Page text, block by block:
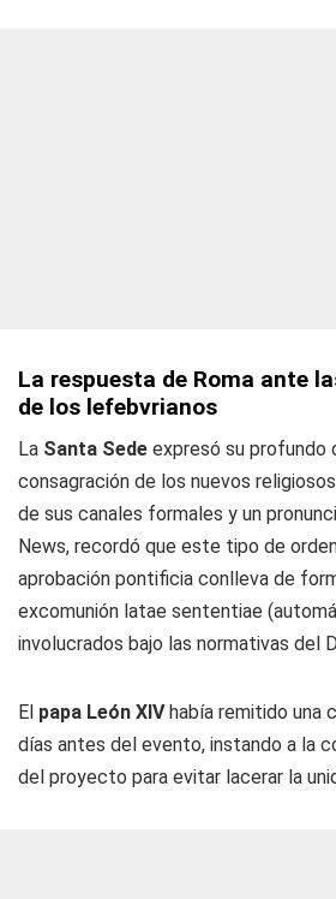
La respuesta de Roma ante
de los lefebvrianos
La Santa Sede expresó su profundo
consagración de los nuevos
de sus canales formales y un
News, recordó que este tipo de
aprobación pontificia conlleva de
excomunión latae sententiae
involucrados bajo las normativas del
El papa León XIVhabía remitido una
días antes del evento, instando a la
del proyecto para evitar lacerar la